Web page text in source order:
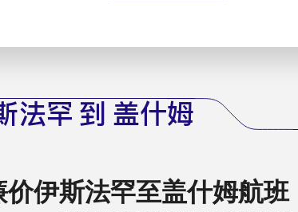
法罕 到 盖什姆
价伊斯法罕至盖什姆航班